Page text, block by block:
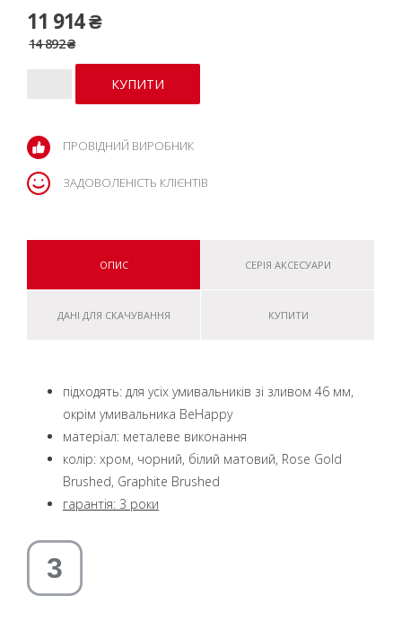
11 914 ₴
14 892 ₴
ПРОВІДНИЙ ВИРОБНИК
ЗАДОВОЛЕНІСТЬ КЛІЄНТІВ
ОПИС СЕРІЯ АКСЕСУАРИ
ДАНІ ДЛЯ СКАЧУВАННЯ КУПИТИ
підходять: для усіх умивальників зі зливом 46 мм,
окрім умивальника BeHappy
матеріал: металеве виконання
колір: хром, чорний, білий матовий, Rose Gold
Brushed, Graphite Brushed
гарантія: 3 роки